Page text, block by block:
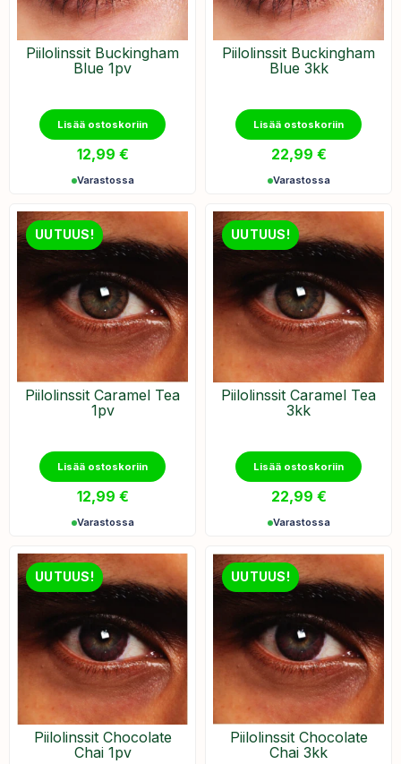
Piilolinssit Buckingham
Blue 1pv
Lisää ostoskoriin
12,99 €
Varastossa
Piilolinssit Buckingham
Blue 3kk
Lisää ostoskoriin
22,99 €
Varastossa
UUTUUS!
Piilolinssit Caramel Tea
1pv
Lisää ostoskoriin
12,99 €
Varastossa
UUTUUS!
Piilolinssit Caramel Tea
3kk
Lisää ostoskoriin
22,99 €
Varastossa
UUTUUS!
Piilolinssit Chocolate
Chai 1pv
UUTUUS!
Piilolinssit Chocolate
Chai 3kk